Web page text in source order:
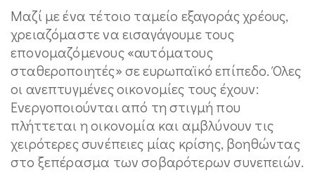
Μαζί με ένα τέτοιο ταμείο εξαγοράς χρέους,
χρειαζόμαστε να εισαγάγουμε τους
επονομαζόμενους «αυτόματους
σταθεροποιητές» σε ευρωπαϊκό επίπεδο. Όλες
οι ανεπτυγμένες οικονομίες τους έχουν:
Ενεργοποιούνται από τη στιγμή που
πλήττεται η οικονομία και αμβλύνουν τις
χειρότερες συνέπειες μίας κρίσης, βοηθώντας
στο ξεπέρασμα των σοβαρότερων συνεπειών.